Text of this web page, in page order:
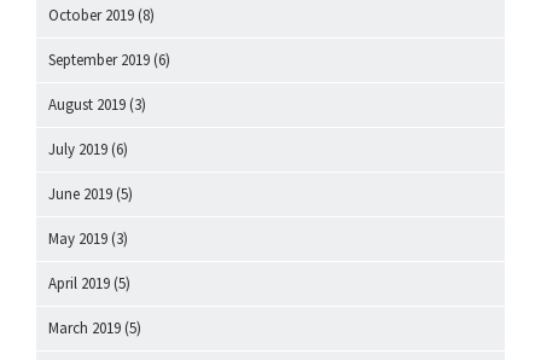
October 2019 (8)
September 2019 (6)
August 2019 (3)
July 2019 (6)
June 2019 (5)
May 2019 (3)
April 2019 (5)
March 2019 (5)